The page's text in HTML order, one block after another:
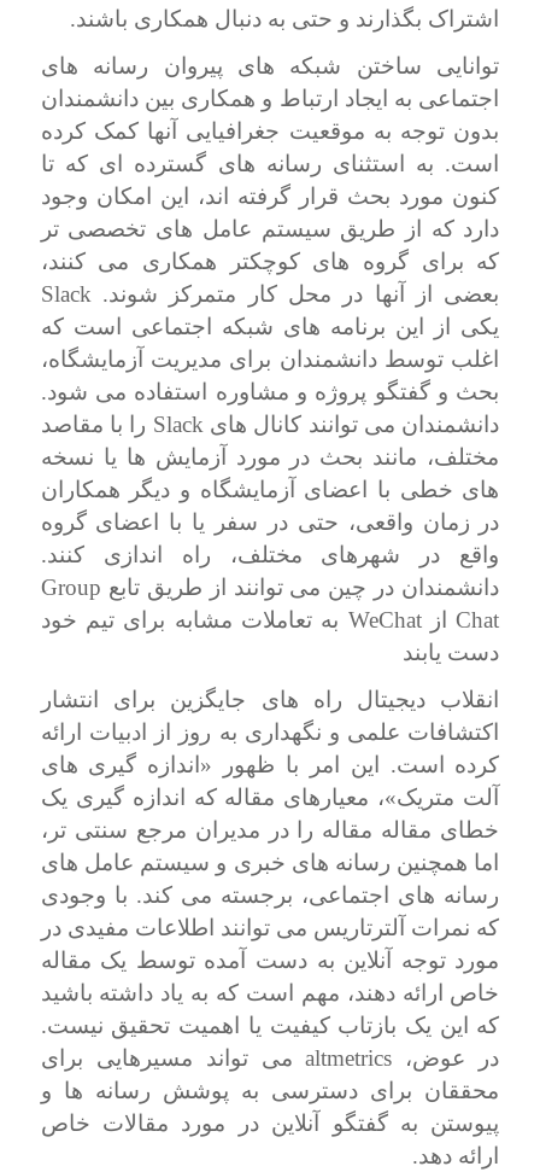
اشتراک بگذارند و حتی به دنبال همکاری باشند.
توانایی ساختن شبکه های پیروان رسانه های
اجتماعی به ایجاد ارتباط و همکاری بین دانشمندان
بدون توجه به موقعیت جغرافیایی آنها کمک کرده
است. به استثنای رسانه های گسترده ای که تا
کنون مورد بحث قرار گرفته اند، این امکان وجود
دارد که از طریق سیستم عامل های تخصصی تر
که برای گروه های کوچکتر همکاری می کنند،
بعضی از آنها در محل کار متمرکز شوند. Slack
یکی از این برنامه های شبکه اجتماعی است که
اغلب توسط دانشمندان برای مدیریت آزمایشگاه،
بحث و گفتگو پروژه و مشاوره استفاده می شود.
دانشمندان می توانند کانال های Slack را با مقاصد
مختلف، مانند بحث در مورد آزمایش ها یا نسخه
های خطی با اعضای آزمایشگاه و دیگر همکاران
در زمان واقعی، حتی در سفر یا با اعضای گروه
واقع در شهرهای مختلف، راه اندازی کنند.
دانشمندان در چین می توانند از طریق تابع Group
Chat
ازWeChat به تعاملات مشابه برای تیم خود
دست یابند
انقلاب دیجیتال راه های جایگزین برای انتشار
اکتشافات علمی و نگهداری به روز از ادبیات ارائه
کرده است. این امر با ظهور «اندازه گیری های
آلت متریک»، معیارهای مقاله که اندازه گیری یک
خطای مقاله مقاله را در مدیران مرجع سنتی تر،
اما همچنین رسانه های خبری و سیستم عامل های
رسانه های اجتماعی، برجسته می کند. با وجودی
که نمرات آلترتاریس می توانند اطلاعات مفیدی در
مورد توجه آنلاین به دست آمده توسط یک مقاله
خاص ارائه دهند، مهم است که به یاد داشته باشید
که این یک بازتاب کیفیت یا اهمیت تحقیق نیست.
در عوض، altmetrics می تواند مسیرهایی برای
محققان برای دسترسی به پوشش رسانه ها و
پیوستن به گفتگو آنلاین در مورد مقالات خاص
ارائه دهد.